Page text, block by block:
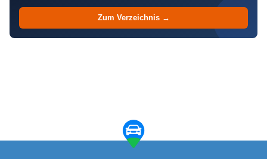
Zum Verzeichnis →